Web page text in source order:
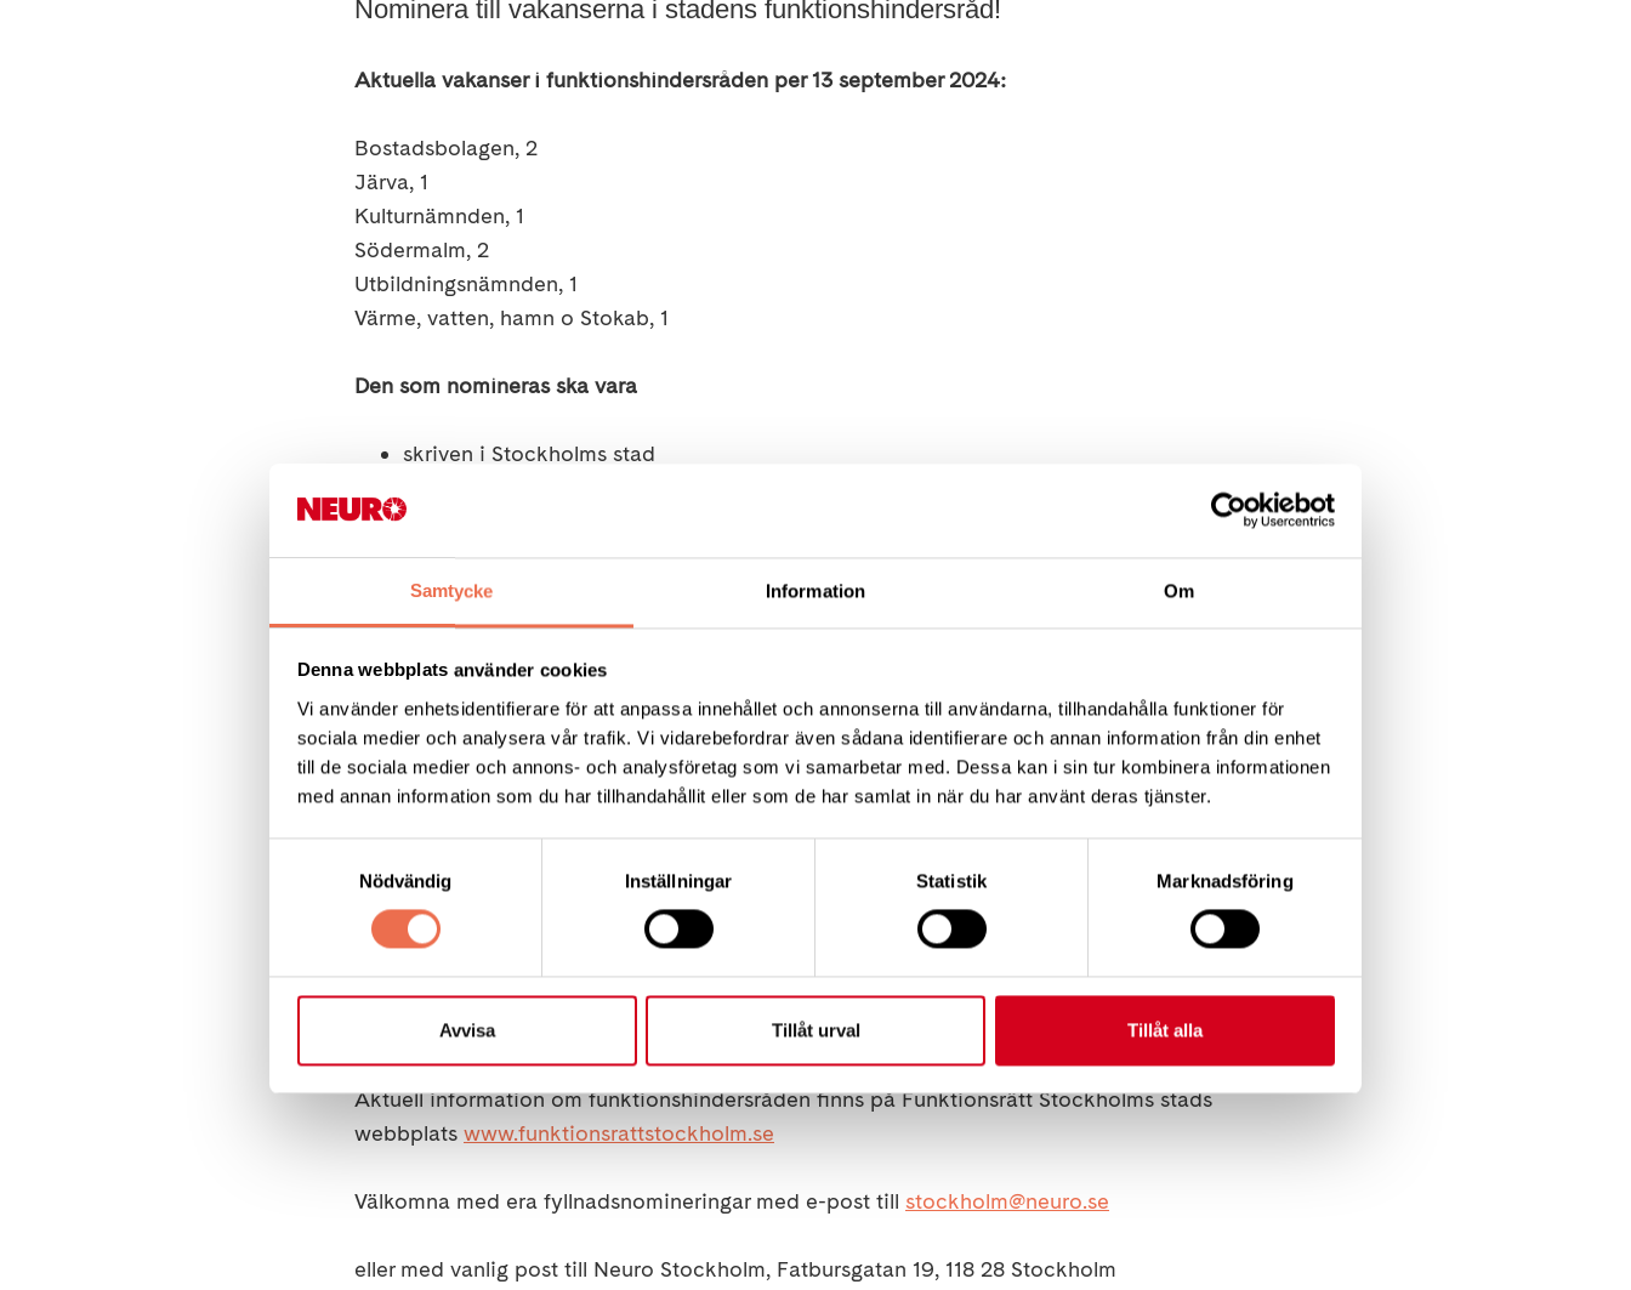
Samtycke Information Om
Denna webbplats använder cookies
Vi använder enhetsidentifierare för att anpassa innehållet och annonserna till användarna, tillhandahålla funktioner för
sociala medier och analysera vår trafik. Vi vidarebefordrar även sådana identifierare och annan information från din enhet
till de sociala medier och annons- och analysföretag som vi samarbetar med. Dessa kan i sin tur kombinera informationen
med annan information som du har tillhandahållit eller som de har samlat in när du har använt deras tjänster.
Nödvändig
Inställningar Statistik Marknadsföring
Avvisa Tillåt urval Tillåt alla
Nominera till vakanserna i stadens funktionshindersråd!
Aktuella vakanser i funktionshindersråden per 13 september 2024:
Bostadsbolagen, 2
Järva, 1
Kulturnämnden, 1
Södermalm, 2
Utbildningsnämnden, 1
Värme, vatten, hamn o Stokab, 1
Den som nomineras ska vara
skriven i Stockholms stad
beredd att delta på de utbildningar och seminarier som ordnas under mandatperioden
införstådd med att man representerar hela funktionshindersrörelsen.
Nomineringskommittén strävar efter en så bred representation som möjligt både inom och
mellan råden till exempel när det gäller funktionsnedsättning, ålder, kön och etnicitet.
För nomineringarna behöver vi:
förnya ledamöteren kortfattad presentation samt följande kontaktuppgifter
adress
telefonnummer
För befintliga ledamöter behövs endast namn.
Aktuell information om funktionshindersråden finns på Funktionsrätt Stockholms stads
webbplats www.funktionsrattstockholm.se
Välkomna med era fyllnadsnomineringar med e-post till stockholm@neuro.se
eller med vanlig post till Neuro Stockholm, Fatbursgatan 19, 118 28 Stockholm